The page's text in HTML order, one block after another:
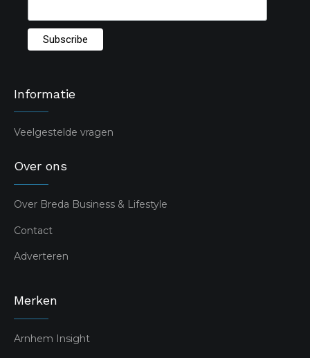
Informatie
Veelgestelde vragen
Over ons
Over Breda Business & Lifestyle
Contact
Adverteren
Merken
Arnhem Insight